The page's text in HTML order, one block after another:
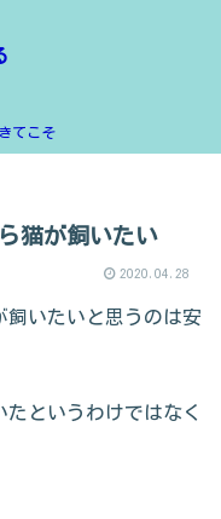
てこそ
猫が飼いたい
2020.04.28
飼いたいと思うのは安
というわけではなく